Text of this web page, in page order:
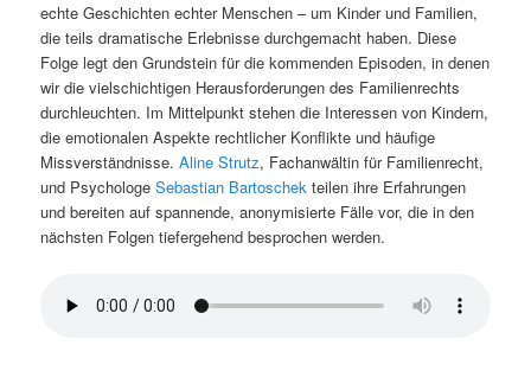
echte Geschichten echter Menschen – um Kinder und Familien,
die teils dramatische Erlebnisse durchgemacht haben. Diese
Folge legt den Grundstein für die kommenden Episoden, in denen
wir die vielschichtigen Herausforderungen des Familienrechts
durchleuchten. Im Mittelpunkt stehen die Interessen von Kindern,
die emotionalen Aspekte rechtlicher Konflikte und häufige
Missverständnisse.Aline Strutz, Fachanwältin für Familienrecht,
und PsychologeSebastian Bartoschek teilen ihre Erfahrungen
und bereiten auf spannende, anonymisierte Fälle vor, die in den
nächsten Folgen tiefergehend besprochen werden.